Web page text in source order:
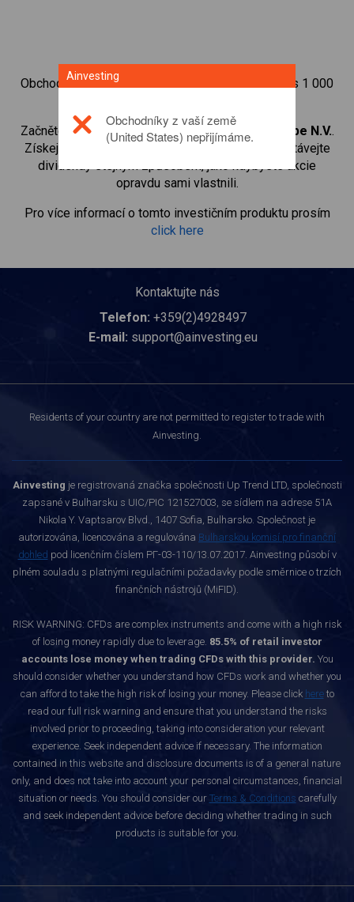
Obchodujte na obchodní platformě Ainvesting přes 1 000
Začněte obchodovat CFD na MFE-Mediaforeurope N.V..
Získejte přístup ke kurzům v reálném čase a dostávejte
dividendy stejným způsobem, jako kdybyste akcie
opravdu sami vlastnili.
Pro více informací o tomto investičním produktu prosím
click here
Kontaktujte nás
Telefon: +359(2)4928497
E-mail: support@ainvesting.eu
Residents of your country are not permitted to register to trade with
Ainvesting.
Ainvesting je registrovaná značka společnosti Up Trend LTD, společnosti
zapsané v Bulharsku s UIC/PIC 121527003, se sídlem na adrese 51A
Nikola Y. Vaptsarov Blvd., 1407 Sofia, Bulharsko. Společnost je
autorizována, licencována a regulována Bulharskou komisí pro finanční
dohled pod licenčním číslem РГ-03-110/13.07.2017. Ainvesting působí v
plném souladu s platnými regulačními požadavky podle směrnice o trzích
finančních nástrojů (MiFID).
RISK WARNING: CFDs are complex instruments and come with a high risk
of losing money rapidly due to leverage. 85.5% of retail investor
accounts lose money when trading CFDs with this provider. You
should consider whether you understand how CFDs work and whether you
can afford to take the high risk of losing your money. Please click hereto
read our full risk warning and ensure that you understand the risks
involved prior to proceeding, taking into consideration your relevant
experience. Seek independent advice if necessary. The information
contained in this website and disclosure documents is of a general nature
only, and does not take into account your personal circumstances, financial
situation or needs. You should consider our Terms & Conditions carefully
and seek independent advice before deciding whether trading in such
products is suitable for you.
Ainvesting
Obchodníky z vaší země
(United States) nepřijímáme.